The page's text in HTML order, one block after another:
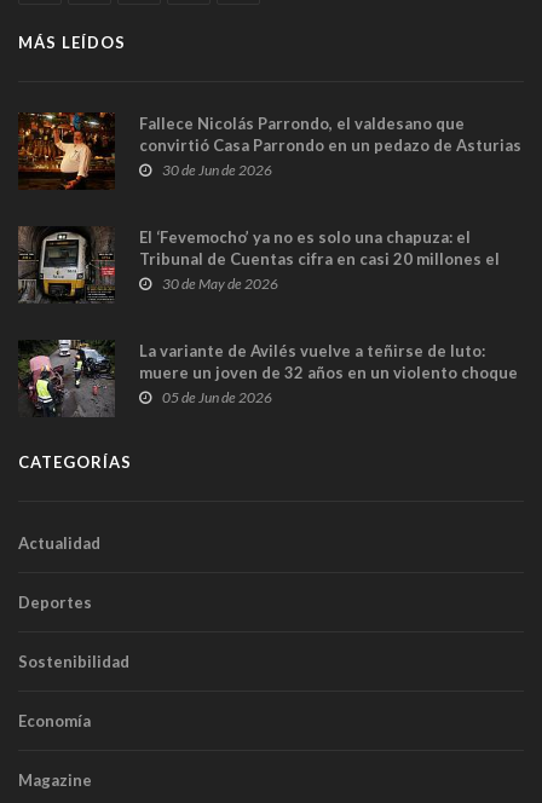
MÁS LEÍDOS
Fallece Nicolás Parrondo, el valdesano que
convirtió Casa Parrondo en un pedazo de Asturias
en Madrid
30 de Jun de 2026
El ‘Fevemocho’ ya no es solo una chapuza: el
Tribunal de Cuentas cifra en casi 20 millones el
sobrecoste de los trenes que no cabían por los
30 de May de 2026
La variante de Avilés vuelve a teñirse de luto:
muere un joven de 32 años en un violento choque
frontal
05 de Jun de 2026
CATEGORÍAS
Actualidad
Deportes
Sostenibilidad
Economía
Magazine